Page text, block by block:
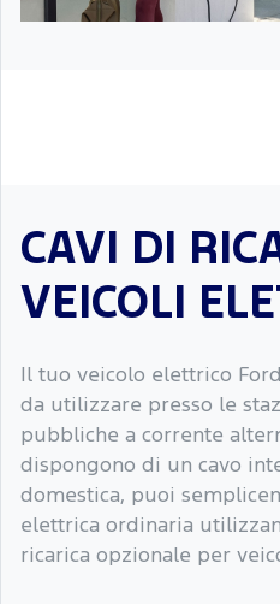
CAVI DI
VEICOLI
Il tuo veicolo elettrico
da utilizzare presso le
pubbliche a corrente
dispongono di un cavo
domestica, puoi
elettrica ordinaria
ricarica opzionale per